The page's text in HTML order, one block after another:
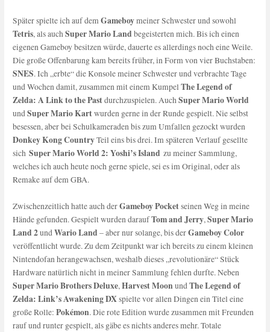
Später spielte ich auf demGameboymeiner Schwester und sowohl
Tetris, als auchSuper Mario Land begeisterten mich. Bis ich einen
eigenen Gameboy besitzen würde, dauerte es allerdings noch eine Weile.
Die große Offenbarung kam bereits früher, in Form von vier Buchstaben:
SNES. Ich „erbte“ die Konsole meiner Schwester und verbrachte Tage
und Wochen damit, zusammen mit einem Kumpel The Legend of
Zelda: A Link to the Pastdurchzuspielen. AuchSuper Mario World
undSuper Mario Kartwurden gerne in der Runde gespielt. Nie selbst
besessen, aber bei Schulkameraden bis zum Umfallen gezockt wurden
Donkey Kong CountryTeil eins bis drei. Im späteren Verlauf gesellte
sichSuper Mario World 2: Yoshi’s Island zu meiner Sammlung,
welches ich auch heute noch gerne spiele, sei es im Original, oder als
Remake auf dem GBA.
Zwischenzeitlich hatte auch derGameboy Pocketseinen Weg in meine
Hände gefunden. Gespielt wurden daraufTom and Jerry,Super Mario
Land 2undWario Land – aber nur solange, bis derGameboy Color
veröffentlicht wurde. Zu dem Zeitpunkt war ich bereits zu einem kleinen
Nintendofan herangewachsen, weshalb dieses „revolutionäre“ Stück
Hardware natürlich nicht in meiner Sammlung fehlen durfte. Neben
Super Mario Brothers Deluxe,Harvest Moon undThe Legend of
Zelda: Link’s Awakening DXspielte vor allen Dingen ein Titel eine
große Rolle:Pokémon. Die rote Edition wurde zusammen mit Freunden
rauf und runter gespielt, als gäbe es nichts anderes mehr. Totale